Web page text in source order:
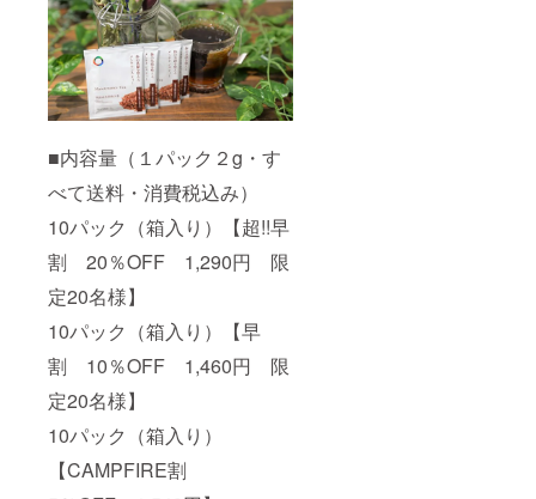
■内容量（１パック２g・す
べて送料・消費税込み）
10パック（箱入り）【超!!早
割 20％OFF 1,290円 限
定20名様】
10パック（箱入り）【早
割 10％OFF 1,460円 限
定20名様】
10パック（箱入り）
【CAMPFIRE割